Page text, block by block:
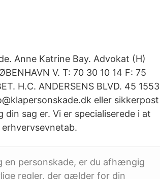
Anne Katrine Bay. Advokat (H)
V. T: 70 30 10 14 F: 75
H.C. ANDERSENS BLVD. 45 1553
eller sikkerpost
sag er. Vi er specialiserede i at
en personskade, er du afhængig
regler, der gælder for din